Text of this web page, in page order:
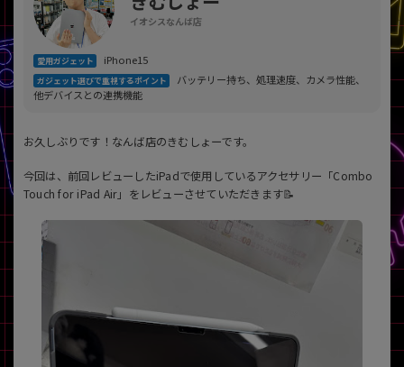
イオシスなんば店
愛用ガジェット iPhone15
ガジェット選びで重視するポイント バッテリー持ち、処理速度、カメラ性能、
他デバイスとの連携機能
お久しぶりです！なんば店のきむしょーです。
今回は、前回レビューしたiPadで使用しているアクセサリー「Combo
Touch for iPad Air」をレビューさせていただきます📝
メーカー
製造、販売メーカーの絞り込み
「Apple」「SONY」「SHARP」など
機能・特徴
ドライブの絞り込み
商品状態の絞り込み
「新品」「未使用」「中古」など
OSの絞り込み